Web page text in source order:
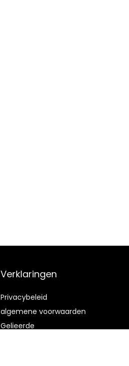
Verklaringen
Privacybeleid
algemene voorwaarden
Gelieerde